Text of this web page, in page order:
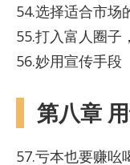
54.选择适合市场
55.打入富人圈子
56.妙用宣传手段
第八章
57.亏本也要赚吆